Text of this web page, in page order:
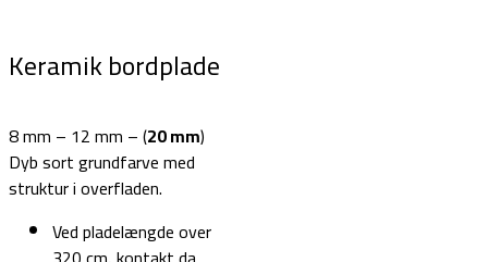
Keramik bordplade
8 mm – 12 mm – (20 mm)
Dyb sort grundfarve med
struktur i overfladen.
Ved pladelængde over